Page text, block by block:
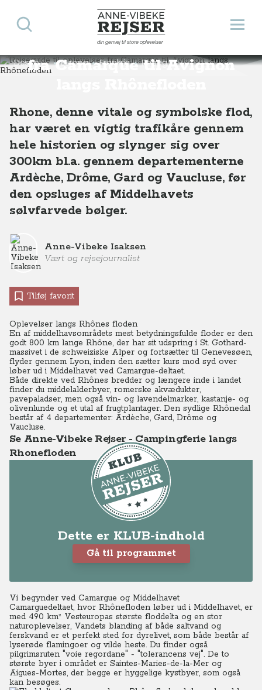
Anne-Vibeke Rejser
din genvej til store oplevelser
Åbn
Søg
Rejseguide til oplevelser
fra Camarque til Avignon
Destinationer Europa Frankrig Rejseguide til oplevelser fra Camarque til Avignon langs Rhone-floden
Rhone, denne vitale og symbolske flod,
har været en vigtig trafikåre gennem
hele historien og slynger sig over
300km bl.a. gennem departementerne
Ardèche, Drôme, Gard og Vaucluse, før
den opsluges af Middelhavets
sølvfarvede bølger.
Anne-Vibeke Isaksen
Vært og rejsejournalist
Tilføj favorit
Oplevelser langs Rhônes floden
En af middelhavsområdets mest betydningsfulde floder er den
godt 800 km lange Rhône, der har sit udspring i St. Gothard-
massivet i de schweiziske Alper og fortsætter til Genevesøen,
flyder gennem Lyon, inden den sætter kurs mod syd over
løber ud i Middelhavet ved Camargue-deltaet.
Både direkte ved Rhônes bredder og længere inde i landet
finder du middelalderbyer, romerske akvædukter,
pavepaladser, men også vin- og lavendelmarker, kastanje- og
olivenlunde og et utal af frugtplantager. Den sydlige Rhônedal
består af 4 departementer: Ardèche, Gard, Drôme og
Vaucluse.
Se Anne-Vibeke Rejser - Campingferie langs
Rhonefloden
Dette er KLUB-indhold
Gå til programmet
Vi begynder ved Camargue og Middelhavet
Camarguedeltaet, hvor Rhônefloden løber ud i Middelhavet, er
med 490 km² Vesteuropas største floddelta og en stor
naturoplevelser, Vandets blanding af både saltvand og
ferskvand er et perfekt sted for dyrelivet, som både består af
lyserøde flamingoer og vilde heste. Du finder også
pilgrimsruten "voie regordane" - "tolerancens vej". De to
største byer i området er Saintes-Maries-de-la-Mer og
Aigues-Mortes, der begge er hyggelige kystbyer, som også
kan besøges.